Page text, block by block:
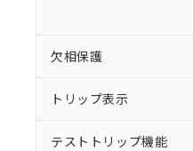
欠相保護
トリップ表示
テストトリップ機能